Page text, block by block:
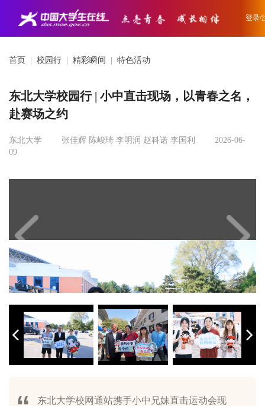
登录/
首页 校园行 精彩瞬间 特色活动
东北大学校园行 | 小中直击现场，以青春之名，
赴赛场之约
东北大学 张佳辉 陈峻琦 李明润 赵科诺 李国利
2026-06-
09
相聚赛场，共赴精彩！中国工程院院士、东北大学校长冯夏庭与校
相聚赛场，共赴精彩！中国工程院院士、东北大学校长冯夏庭与校
东北大学校网通站携手小中兄妹直击运动会现